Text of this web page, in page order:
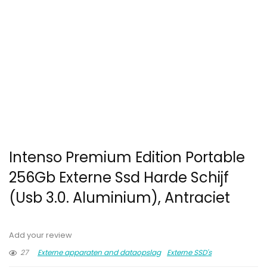
Intenso Premium Edition Portable
256Gb Externe Ssd Harde Schijf
(Usb 3.0. Aluminium), Antraciet
Add your review
27
Externe apparaten and dataopslag Externe SSD's